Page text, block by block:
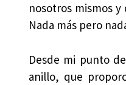
nosotros mismos
Nada más pero
Desde mi punto
anillo, que